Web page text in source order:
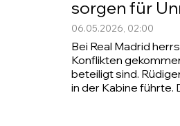
sorgen für
06.05.2026, 02:00
Bei Real Madrid
Konflikten
beteiligt sind.
in der Kabine führte.